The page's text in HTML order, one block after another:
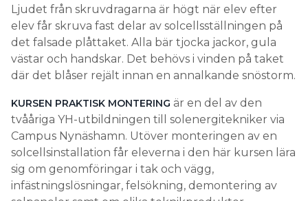
Ljudet från skruvdragarna är högt när elev efter
elev får skruva fast delar av solcellsställningen på
det falsade plåttaket. Alla bär tjocka jackor, gula
västar och handskar. Det behövs i vinden på taket
där det blåser rejält innan en annalkande snöstorm.
KURSEN PRAKTISK MONTERING är en del av den
tvååriga YH-utbildningen till solenergitekniker via
Campus Nynäshamn. Utöver monteringen av en
solcellsinstallation får eleverna i den här kursen lära
sig om genomföringar i tak och vägg,
infästningslösningar, felsökning, demontering av